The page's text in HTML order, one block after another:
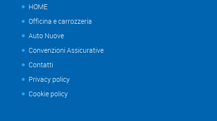
HOME
Officina e carrozzeria
Auto Nuove
Convenzioni Assicurative
Contatti
Privacy policy
Cookie policy